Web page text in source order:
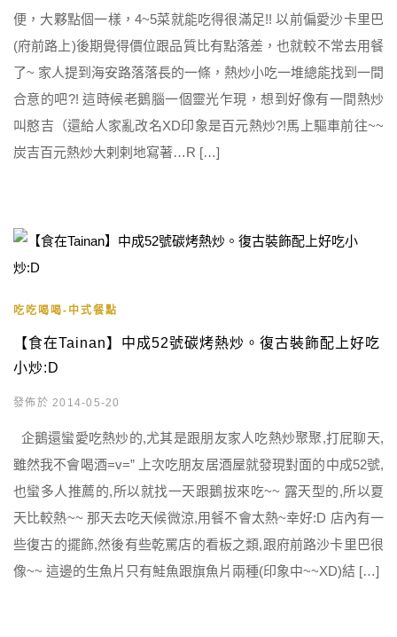
便，大夥點個一樣，4~5菜就能吃得很滿足!! 以前偏愛沙卡里巴
(府前路上)後期覺得價位跟品質比有點落差，也就較不常去用餐
了~ 家人提到海安路落落長的一條，熱炒小吃一堆總能找到一間
合意的吧?! 這時候老鵝腦一個靈光乍現，想到好像有一間熱炒
叫憨吉（還給人家亂改名XD印象是百元熱炒?!馬上驅車前往~~
炭吉百元熱炒大剌剌地寫著…R […]
吃吃喝喝-中式餐點
【食在Tainan】中成52號碳烤熱炒。復古裝飾配上好吃
小炒:D
發佈於 2014-05-20
企鵝還蠻愛吃熱炒的,尤其是跟朋友家人吃熱炒聚聚,打屁聊天,
雖然我不會喝酒=v=” 上次吃朋友居酒屋就發現對面的中成52號,
也蠻多人推薦的,所以就找一天跟鵝拔來吃~~ 露天型的,所以夏
天比較熱~~ 那天去吃天候微涼,用餐不會太熱~幸好:D 店內有一
些復古的擺飾,然後有些乾罵店的看板之類,跟府前路沙卡里巴很
像~~ 這邊的生魚片只有鮭魚跟旗魚片兩種(印象中~~XD)結 […]